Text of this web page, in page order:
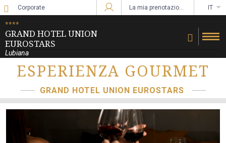
Corporate
Accedi a Star Traveler o Corporate
La mia prenotazione IT
****
GRAND HOTEL UNION
EUROSTARS
Lubiana
ESPERIENZA GOURMET
GRAND HOTEL UNION EUROSTARS